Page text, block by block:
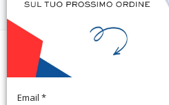
Poesie a gambe
i piedi per terra
Email *